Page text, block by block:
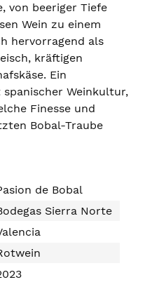
von beeriger Tiefe
Wein zu einem
hervorragend als
kräftigen
Ein
Weinkultur,
Finesse und
Bobal-Traube
de Bobal
Sierra Norte